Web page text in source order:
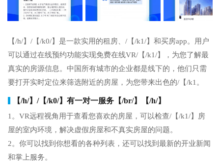
【/h/】/【/k0/】是一款实用的租房、/【/k1/】和买房app。用户
可以通过在线预约功能实现免费在线VR/【/k1/】，为您了解最
真实的房源信息。中国所有城市的企业都是线下的，他们只需
要打开实时定位来筛选附近的房屋，为您带来出色的/【/k1。
【/h/】/【/k0/】有一对一服务【/br/】【/h/】
1。VR远程视角用于查看您喜欢的房屋，可以检查/【/k1/】房
屋的室内环境，解决虚假房屋和不真实房屋的问题。
2。你可以找到你想看的各种列表，还可以找到最新的开业新闻
和掌上服务。